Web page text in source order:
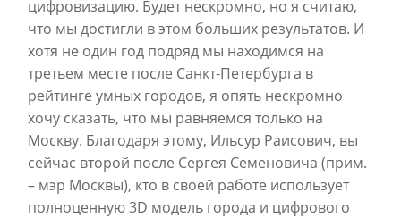
цифровизацию. Будет нескромно, но я считаю,
что мы достигли в этом больших результатов. И
хотя не один год подряд мы находимся на
третьем месте после Санкт-Петербурга в
рейтинге умных городов, я опять нескромно
хочу сказать, что мы равняемся только на
Москву. Благодаря этому, Ильсур Раисович, вы
сейчас второй после Сергея Семеновича (прим.
– мэр Москвы), кто в своей работе использует
полноценную 3D модель города и цифрового